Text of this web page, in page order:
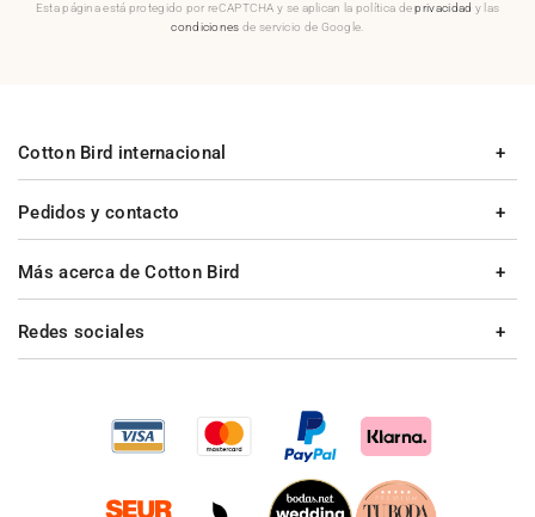
Esta página está protegido por reCAPTCHA y se aplican la política deprivacidad y las
condiciones de servicio de Google.
Pedidos y contacto
Más acerca de Cotton Bird
Cotton Bird internacional
Redes sociales